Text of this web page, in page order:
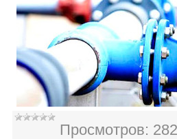
Просмотров: 282